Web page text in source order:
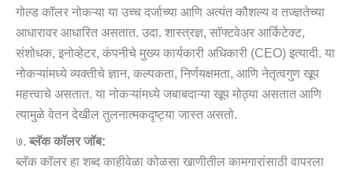
गोल्ड कॉलर नोकऱ्या या उच्च दर्जाच्या आणि अत्यंत कौशल्य व तज्ज्ञतेच्या
आधारावर आधारित असतात. उदा. शास्त्रज्ञ, सॉफ्टवेअर आर्किटेक्ट,
संशोधक, इनोव्हेटर, कंपनीचे मुख्य कार्यकारी अधिकारी (CEO) इत्यादी. या
नोकऱ्यांमध्ये व्यक्तीचे ज्ञान, कल्पकता, निर्णयक्षमता, आणि नेतृत्वगुण खूप
महत्त्वाचे असतात. या नोकऱ्यांमध्ये जबाबदाऱ्या खूप मोठ्या असतात आणि
त्यामुळे वेतन देखील तुलनात्मकदृष्ट्या जास्त असतो.
७. ब्लॅक कॉलर जॉब:
ब्लॅक कॉलर हा शब्द काहीवेळा कोळसा खाणीतील कामगारांसाठी वापरला